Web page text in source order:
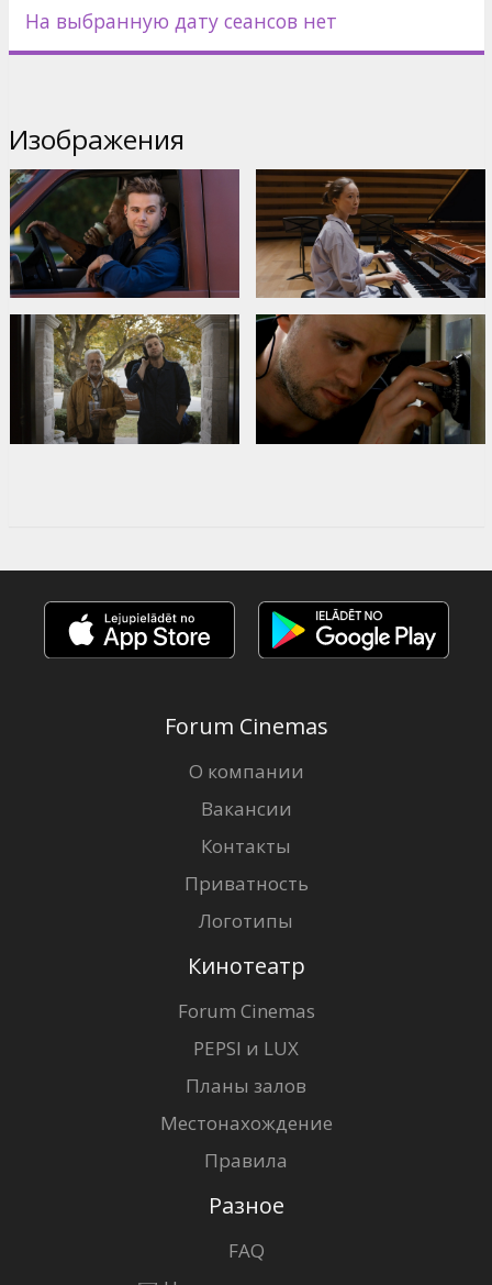
На выбранную дату сеансов нет
Изображения
Forum Cinemas
О компании
Вакансии
Контакты
Приватность
Логотипы
Кинотеатр
Forum Cinemas
PEPSI и LUX
Планы залов
Местонахождение
Правила
Разное
FAQ